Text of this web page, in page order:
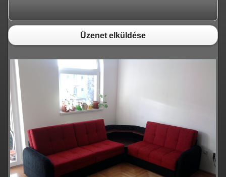
Üzenet elküldése